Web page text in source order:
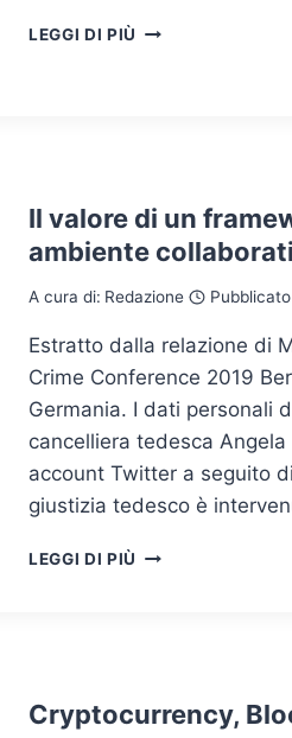
LEGGI DI PIÙ SMART
Il valore di un
ambiente
A cura di: Redazione
Estratto dalla relazione di
Crime Conference 2019
Germania. I dati personali
cancelliera tedesca
account Twitter a seguito
giustizia tedesco è
LEGGI DI PIÙ
UN
Cryptocurrency,